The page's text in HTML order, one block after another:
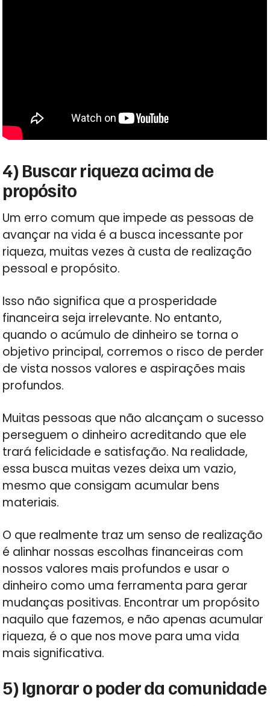
4) Buscar riqueza acima de
propósito
Um erro comum que impede as pessoas de
avançar na vida é a busca incessante por
riqueza, muitas vezes à custa de realização
pessoal e propósito.
Isso não significa que a prosperidade
financeira seja irrelevante. No entanto,
quando o acúmulo de dinheiro se torna o
objetivo principal, corremos o risco de perder
de vista nossos valores e aspirações mais
profundos.
Muitas pessoas que não alcançam o sucesso
perseguem o dinheiro acreditando que ele
trará felicidade e satisfação. Na realidade,
essa busca muitas vezes deixa um vazio,
mesmo que consigam acumular bens
materiais.
O que realmente traz um senso de realização
é alinhar nossas escolhas financeiras com
nossos valores mais profundos e usar o
dinheiro como uma ferramenta para gerar
mudanças positivas. Encontrar um propósito
naquilo que fazemos, e não apenas acumular
riqueza, é o que nos move para uma vida
mais significativa.
5) Ignorar o poder da comunidade